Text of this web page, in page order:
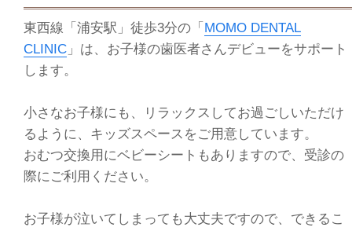
東西線「浦安駅」徒歩3分の「 MOMO DENTAL
CLINIC 」は、お子様の歯医者さんデビューをサポート
します。
小さなお子様にも、リラックスしてお過ごしいただけ
るように、キッズスペースをご用意しています。
おむつ交換用にベビーシートもありますので、受診の
際にご利用ください。
お子様が泣いてしまっても大丈夫ですので、できるこ